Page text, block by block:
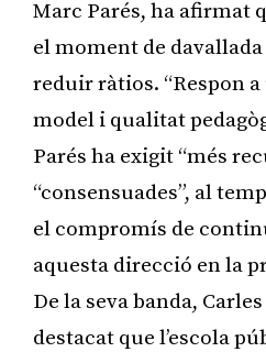
Marc Parés, ha afirmat
el moment de
reduir ràtios. “Respon
model i qualitat
Parés ha exigit “més
“consensuades”, al
el compromís de
aquesta direcció en la
De la seva banda,
destacat que l’escola